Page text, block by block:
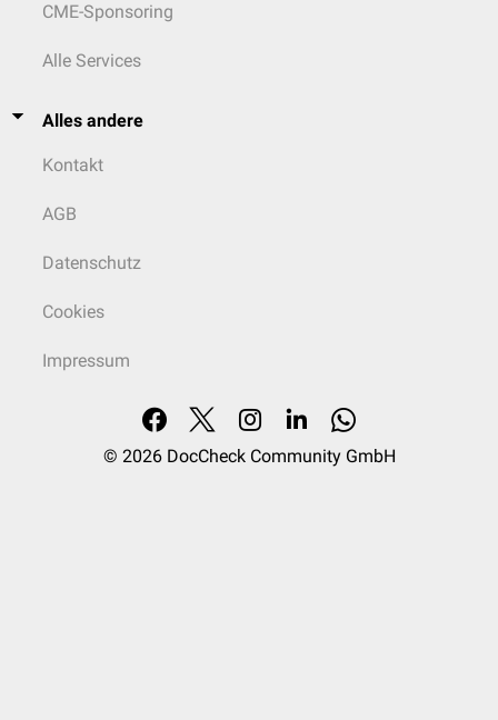
CME-Sponsoring
Alle Services
Alles andere
Kontakt
AGB
Datenschutz
Cookies
Impressum
© 2026 DocCheck Community GmbH